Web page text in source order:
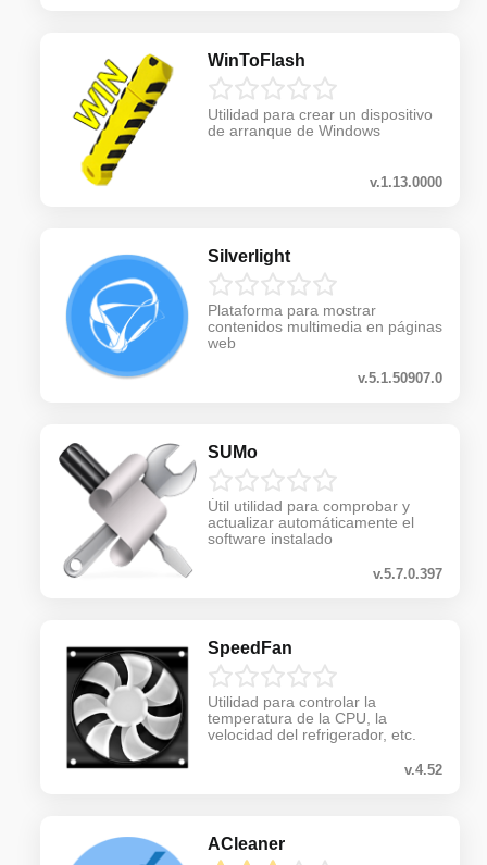
WinToFlash
Utilidad para crear un dispositivo
de arranque de Windows
v.1.13.0000
Silverlight
Plataforma para mostrar
contenidos multimedia en páginas
web
v.5.1.50907.0
SUMo
Útil utilidad para comprobar y
actualizar automáticamente el
software instalado
v.5.7.0.397
SpeedFan
Utilidad para controlar la
temperatura de la CPU, la
velocidad del refrigerador, etc.
v.4.52
ACleaner